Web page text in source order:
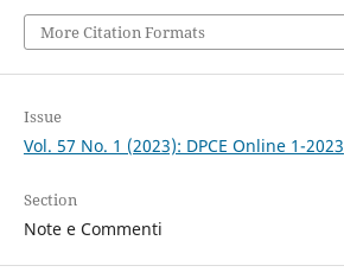
More Citation Formats
Issue
Vol. 57 No. 1 (2023): DPCE Online 1-2023
Section
Note e Commenti